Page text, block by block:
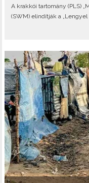
A krakkói tartomány (PLS)
(SWM) elindítják a